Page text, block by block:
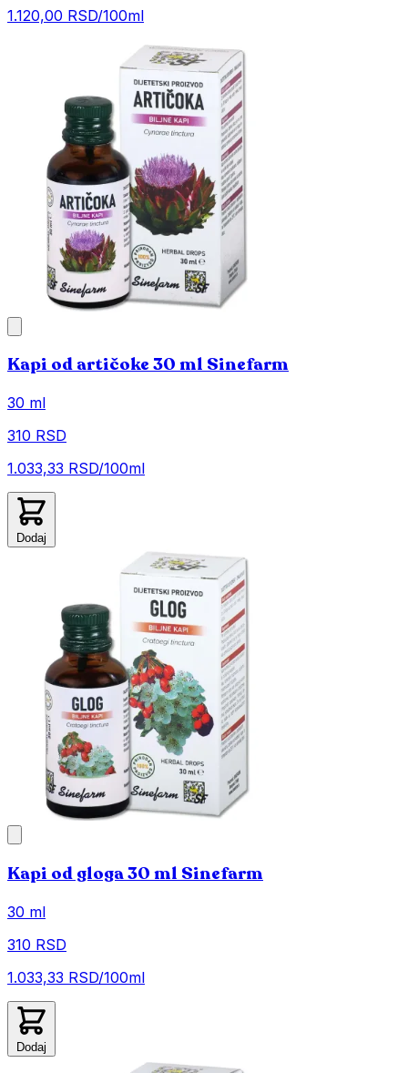
1.120,00 RSD/100ml
Kapi od artičoke 30 ml Sinefarm
30 ml
310 RSD
1.033,33 RSD/100ml
Dodaj
Kapi od gloga 30 ml Sinefarm
30 ml
310 RSD
1.033,33 RSD/100ml
Dodaj